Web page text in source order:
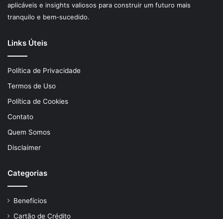
aplicáveis e insights valiosos para construir um futuro mais
tranquilo e bem-sucedido.
Links Úteis
Política de Privacidade
Termos de Uso
Política de Cookies
Contato
Quem Somos
Disclaimer
Categorias
Benefícios
Cartão de Crédito